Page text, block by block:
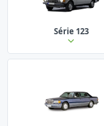
Série 123